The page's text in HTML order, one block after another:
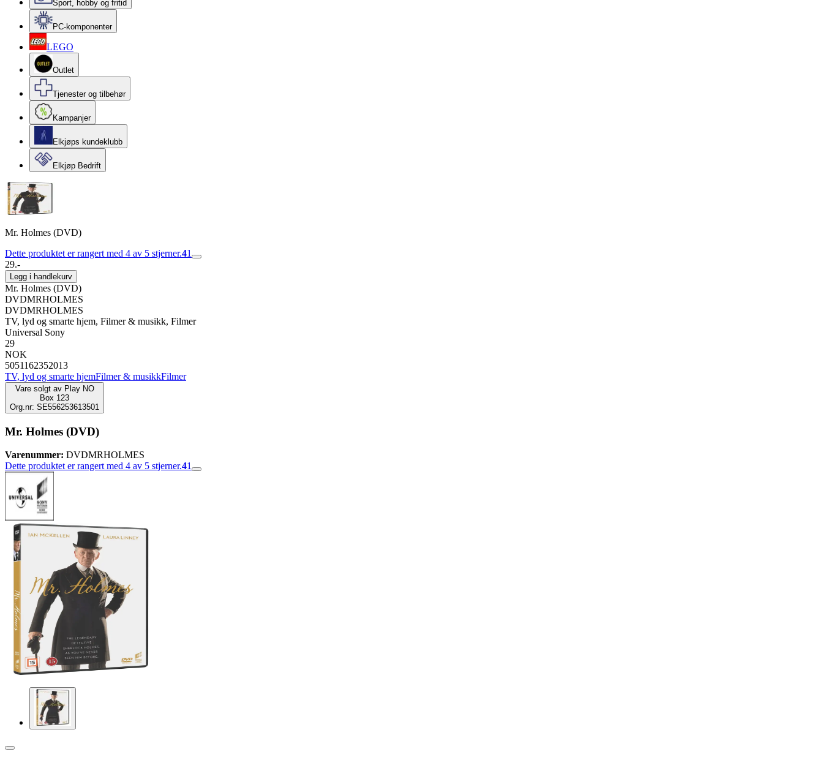
Sport, hobby og fritid
PC-komponenter
LEGO
Outlet
Tjenester og tilbehør
Kampanjer
Elkjøps kundeklubb
Elkjøp Bedrift
Mr. Holmes (DVD)
Dette produktet er rangert med 4 av 5 stjerner.41
29.-
Legg i handlekurv
Mr. Holmes (DVD)
DVDMRHOLMES
DVDMRHOLMES
TV, lyd og smarte hjem, Filmer & musikk, Filmer
Universal Sony
29
NOK
5051162352013
TV, lyd og smarte hjemFilmer & musikkFilmer
Vare solgt av Play NO
Box 123
Org.nr: SE556253613501
Mr. Holmes (DVD)
Varenummer: DVDMRHOLMES
Dette produktet er rangert med 4 av 5 stjerner.41